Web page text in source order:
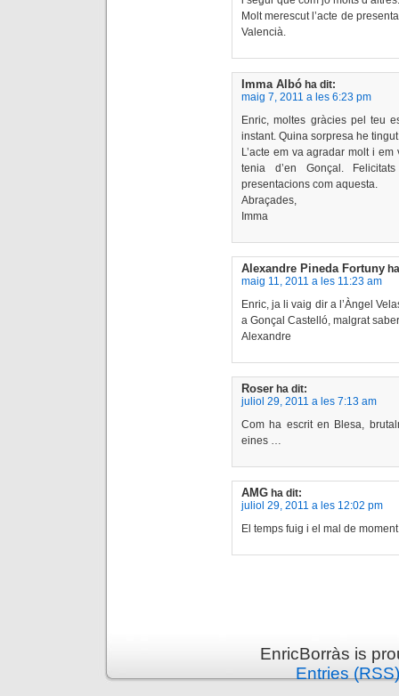
Molt merescut l’acte de
Valencià.
Imma Albó ha dit:
maig 7, 2011 a les 6:23 pm
Enric, moltes gràcies pel teu
instant. Quina sorpresa he
L’acte em va agradar molt i
tenia d’en Gonçal.
presentacions com aquesta.
Abraçades,
Imma
Alexandre Pineda Fortuny
maig 11, 2011 a les 11:23 am
Enric, ja li vaig dir a l’Àngel
a Gonçal Castelló, malgrat
Alexandre
Roser ha dit:
juliol 29, 2011 a les 7:13 am
Com ha escrit en Blesa,
eines …
AMG ha dit:
juliol 29, 2011 a les 12:02 pm
El temps fuig i el mal de
EnricBorràs is
Entries (RSS)